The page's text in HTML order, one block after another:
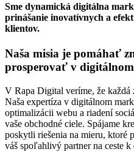
Sme dynamická digitálna
prinášanie inovatívnych a
klientov.
Naša misia je pomáhať
prosperovať v
V Rapa Digital veríme, že každá
Naša expertíza v digitálnom
optimalizácii webu a riadení
vaše obchodné ciele. Spájame
poskytli riešenia na mieru, ktoré
váš spoľahlivý partner na ceste k